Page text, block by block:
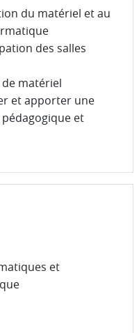
du matériel et au
des salles
matériel
et apporter une
et
et